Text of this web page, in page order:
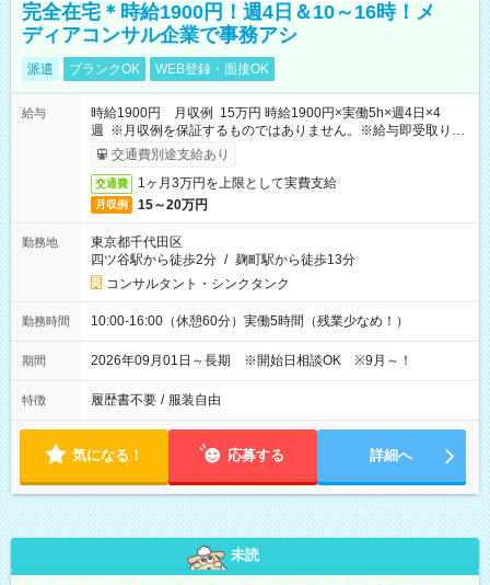
完全在宅＊時給1900円！週4日＆10～16時！メ
ディアコンサル企業で事務アシ
派遣 ブランクOK WEB登録・面接OK
給与
時給1900円 月収例 15万円 時給1900円×実働5h×週4日×4
週 ※月収例を保証するものではありません。※給与即受取りサ
ービス利用可（利用条件有）
交通費別途支給あり
交通費 1ヶ月3万円を上限として実費支給
月収例 15～20万円
勤務地
東京都千代田区
四ツ谷駅から徒歩2分 / 麹町駅から徒歩13分
コンサルタント・シンクタンク
勤務時間 10:00-16:00（休憩60分）実働5時間（残業少なめ！）
期間 2026年09月01日～長期 ※開始日相談OK ※9月～！
特徴 履歴書不要 / 服装自由
気になる！ 応募する 詳細へ
未読